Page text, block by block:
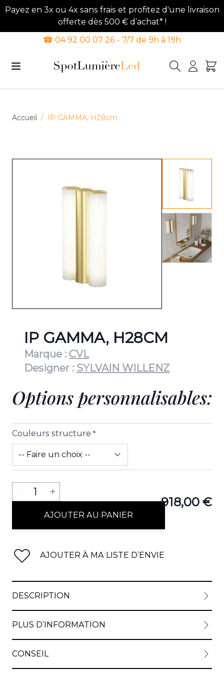
Payez en 3x ou 4x sans frais et profitez d'une livraison
offerte dès 500 € d’achat* !
☎ 04 92 00 07 26 - 7/7 de 9h à 19h
Accueil / IP GAMMA, H28cm
View
IP GAMMA, H28CM
Marque : CVL
Designer : SYLVAIN WILLENZ
Options personnalisables:
Couleurs structure *
918,00 €
Quantité
- 1 +
AJOUTER AU PANIER
AJOUTER À MA LISTE D’ENVIE
DESCRIPTION
PLUS D’INFORMATION
CONSEIL